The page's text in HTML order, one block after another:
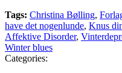
Tags: Christina Bølling,
have det nogenlunde, Knus
Affektive Disorder,
Winter blues
Categories: